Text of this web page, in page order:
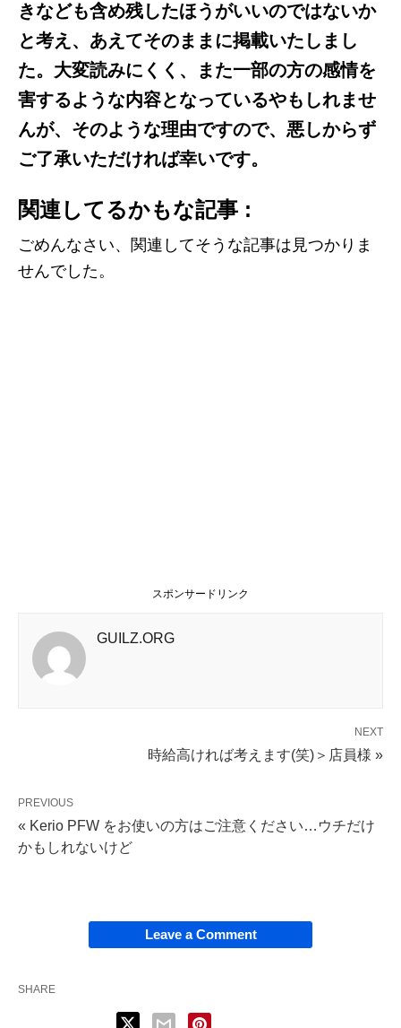
きなども含め残したほうがいいのではないか
と考え、あえてそのままに掲載いたしまし
た。大変読みにくく、また一部の方の感情を
害するような内容となっているやもしれませ
んが、そのような理由ですので、悪しからず
ご了承いただければ幸いです。
関連してるかもな記事 :
ごめんなさい、関連してそうな記事は見つかりま
せんでした。
スポンサードリンク
GUILZ.ORG
NEXT
時給高ければ考えます(笑)＞店員様 »
PREVIOUS
« Kerio PFW をお使いの方はご注意ください…ウチだけ
かもしれないけど
Leave a Comment
SHARE